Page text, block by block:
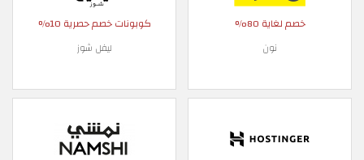
خصم لغاية 80%
نون
كوبونات خصم حصرية 10%
ليفل شوز